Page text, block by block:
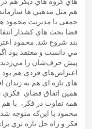
هم مثل مذهبي ها
جمعي با مديريت محمود
فضا بحث هاي كشدار
بند شروع شد. محمود
مي دانست و معتقد بود
پيش حرف‌شان را مي‌زدند،
اعتراض‌هاي فردي هم بود
هاي تازه اي هم به زندان
همين اتفاق فضاي فكري
همه تفاوت در فكر، با هم
محمود با اين‌كه متوجه
فكر و راه حل تازه تري